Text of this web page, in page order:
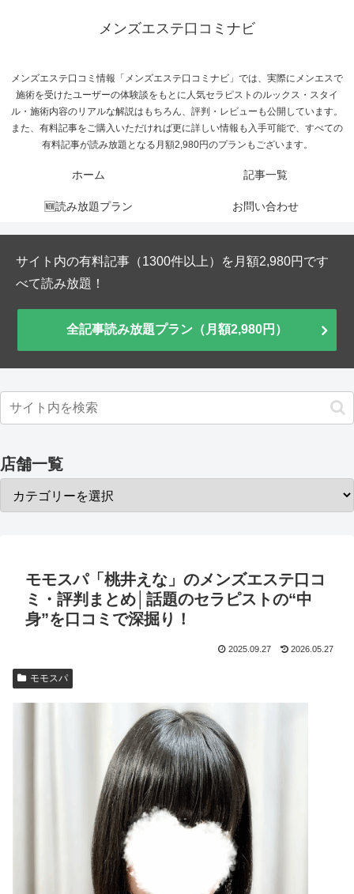
メンズエステ口コミナビ
メンズエステ口コミ情報「メンズエステ口コミナビ」では、実際にメンエスで
施術を受けたユーザーの体験談をもとに人気セラピストのルックス・スタイ
ル・施術内容のリアルな解説はもちろん、評判・レビューも公開しています。
また、有料記事をご購入いただければ更に詳しい情報も入手可能で、すべての
有料記事が読み放題となる月額2,980円のプランもございます。
ホーム 記事一覧
🆕読み放題プラン お問い合わせ
サイト内の有料記事（1300件以上）を月額2,980円です
べて読み放題！
全記事読み放題プラン（月額2,980円）
店舗一覧
モモスパ「桃井えな」のメンズエステ口コ
ミ・評判まとめ│話題のセラピストの“中
身”を口コミで深掘り！
2025.09.27 2026.05.27
モモスパ